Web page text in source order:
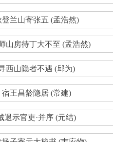
登兰山寄张五 (孟浩然)
山房待丁大不至 (孟浩然)
西山隐者不遇 (邱为)
宿王昌龄隐居 (常建)
退示官吏·并序 (元结)